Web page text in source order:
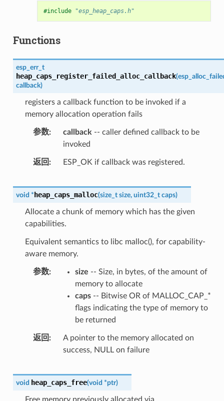
#include "esp_heap_caps.h"
Functions
esp_err_t
heap_caps_register_failed_alloc_callback(
callback)
registers a callback function to be invoked if a
memory allocation operation fails
参数 callback -- caller defined callback to be
invoked
返回 ESP_OK if callback was registered.
void * heap_caps_malloc(size_t size, uint32_t caps)
Allocate a chunk of memory which has the given
capabilities.
Equivalent semantics to libc malloc(), for capability-
aware memory.
参数 size -- Size, in bytes, of the amount of
memory to allocate
caps-- Bitwise OR of MALLOC_CAP_*
flags indicating the type of memory to
be returned
返回
A pointer to the memory allocated on
success, NULL on failure
void heap_caps_free(void *ptr)